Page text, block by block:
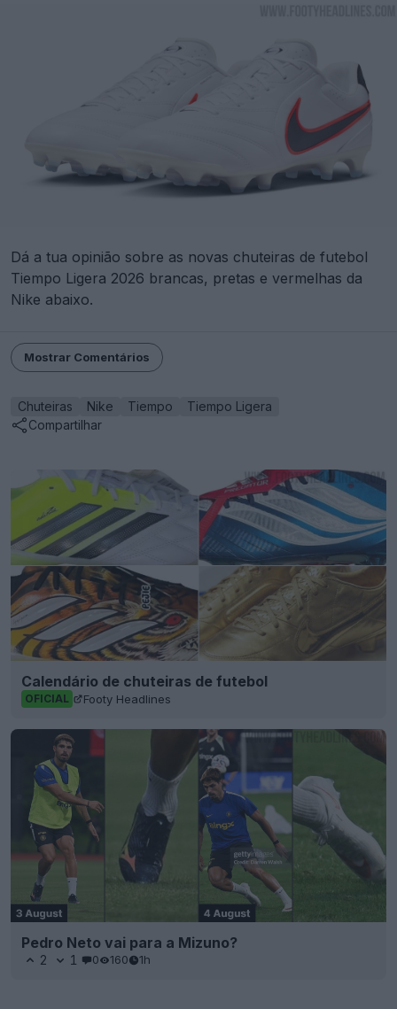
Dá a tua opinião sobre as novas chuteiras de futebol
Tiempo Ligera 2026 brancas, pretas e vermelhas da
Nike abaixo.
Mostrar Comentários
Chuteiras Nike Tiempo
Tiempo Ligera
Compartilhar
Calendário de chuteiras de futebol
OFICIAL Footy Headlines
Pedro Neto vai para a Mizuno?
2 1 0 160 1h